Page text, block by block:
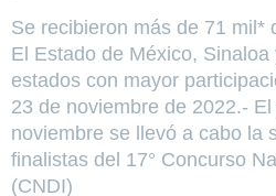
Se recibieron más de 71 mil*
El Estado de México,
estados con mayor
23 de noviembre de 2022.-
noviembre se llevó a cabo la
finalistas del 17° Concurso
(CNDI)